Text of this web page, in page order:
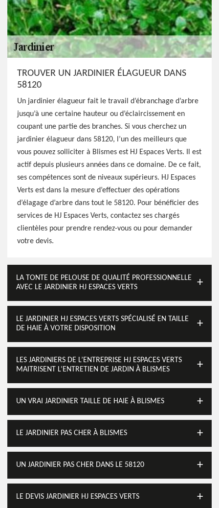
TROUVER UN JARDINIER ÉLAGUEUR DANS
58120
Un jardinier élagueur fait le travail d’ébranchage d’arbre
jusqu’à une certaine hauteur ou d’éclaircissement en
coupant une partie des branches. Si vous cherchez un
jardinier élagueur dans 58120, l’un des meilleurs que
vous pouvez solliciter à Blismes est HJ Espaces Verts. Il est
actif depuis plusieurs années dans ce domaine. De ce fait,
ses compétences sont de niveaux supérieurs. HJ Espaces
Verts est dans la mesure d’effectuer des opérations
d’élagage d’arbre dans tout le 58120. Pour bénéficier des
services de HJ Espaces Verts, contactez ses chargés
clientèles pour prendre rendez-vous ou pour demander
votre devis.
LA TONTE DE PELOUSE DE QUALITÉ PROFESSIONNELLE
AVEC LE JARDINIER HJ ESPACES VERTS
LE JARDINIER HJ ESPACES VERTS SPÉCIALISÉ EN TAILLE
DE HAIE À VOTRE DISPOSITION
LES JARDINIERS DE L’ENTREPRISE HJ ESPACES VERTS
MAITRISENT L’ENTRETIEN DE JARDIN À BLISMES
UN VRAI JARDINIER TAILLE DE HAIE À BLISMES
LE JARDINIER PAS CHER À BLISMES
UN JARDINIER PAS CHER DANS LE 58120
LE DEVIS JARDINIER HJ ESPACES VERTS